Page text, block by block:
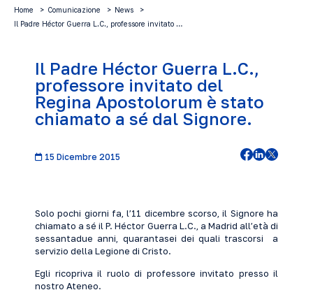
Home Comunicazione
News
Il Padre Héctor Guerra L.C., professore invitato …
Il Padre Héctor Guerra L.C.,
professore invitato del
Regina Apostolorum è stato
chiamato a sé dal Signore.
15 Dicembre 2015
Solo pochi giorni fa, l’11 dicembre scorso, il Signore ha
chiamato a sé il P. Héctor Guerra L.C., a Madrid all’età di
sessantadue anni, quarantasei dei quali trascorsi a
servizio della Legione di Cristo.
Egli ricopriva il ruolo di professore invitato presso il
nostro Ateneo.